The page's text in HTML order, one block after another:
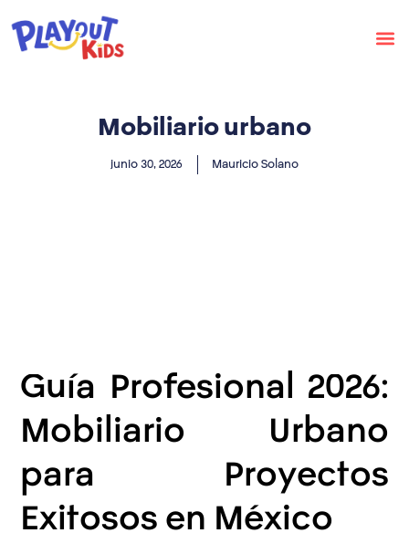
Mobiliario urbano
junio 30, 2026 Mauricio Solano
Guía Profesional 2026:
Mobiliario Urbano
para Proyectos
Exitosos en México